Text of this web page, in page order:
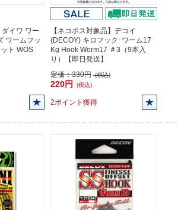
ダイワ ワー
ワームフッ
ト WOS
【ネコポス対象品】デコイ
(DECOY) キロフック･ワーム17
Kg Hook Worm17 ＃3（9本入
り）【即日発送】
定価：330円 (税込)
220円 (税込)
2ポイント獲得